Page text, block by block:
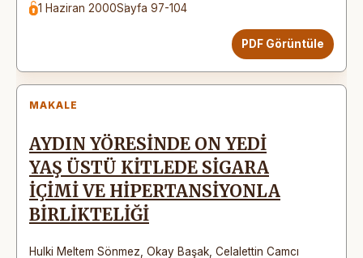
1 Haziran 2000Sayfa 97-104
PDF Görüntüle
MAKALE
AYDIN YÖRESİNDE ON YEDİ
YAŞ ÜSTÜ KİTLEDE SİGARA
İÇİMİ VE HİPERTANSİYONLA
BİRLİKTELİĞİ
Hulki Meltem Sönmez Okay Başak Celalettin Camcı